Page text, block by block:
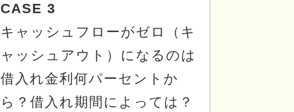
CASE 3
キャッシュフローがゼロ（キ
ャッシュアウト）になるのは
借入れ金利何パーセントか
ら？借入れ期間によっては？